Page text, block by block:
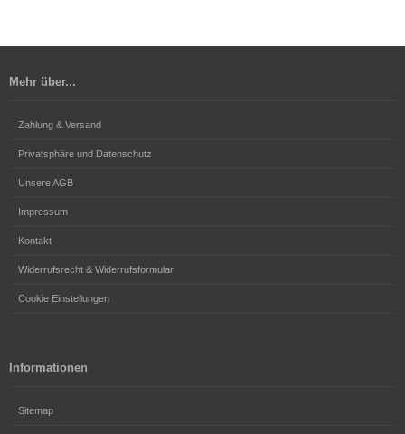
Mehr über...
Zahlung & Versand
Privatsphäre und Datenschutz
Unsere AGB
Impressum
Kontakt
Widerrufsrecht & Widerrufsformular
Cookie Einstellungen
Informationen
Sitemap